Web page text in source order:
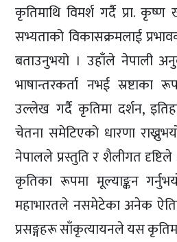
कृतिमाथि विमर्श गर्दै प्रा.
सभ्यताको विकासक्रमलाई
बताउनुभयो । उहाँले नेपाली
भाषान्तरकर्ता नभई स्रष्टाका
उल्लेख गर्दै कृतिमा दर्शन,
चेतना समेटिएको धारणा
नेपालले प्रस्तुति र शैलीगत
कृतिका रूपमा मूल्याङ्कन
महाभारतले नसमेटेका अनेक
प्रसङ्गहरू साँकृत्यायनले यस